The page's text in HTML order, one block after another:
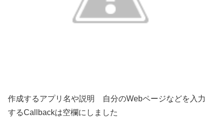
作成するアプリ名や説明 自分のWebページなどを入力
するCallbackは空欄にしました